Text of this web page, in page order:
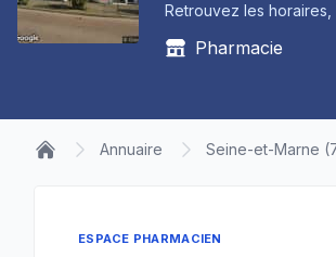
Retrouvez les
Pharmacie
Annuaire Seine-et-Marne
ESPACE PHARMACIEN